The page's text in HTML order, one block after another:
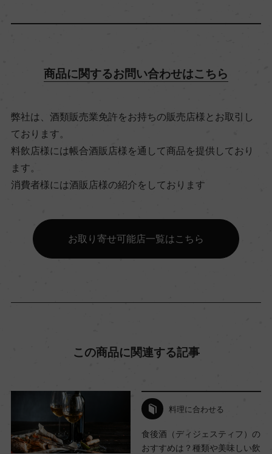
飲み頃温度
ー
ビオ情報・認証機関
有機JAS認証
コンクール入賞歴
Wine Advocate 獲得点
ー
商品に関するお問い合わせはこちら
弊社は、酒類販売業免許をお持ちの販売店様とお取引し
ております。
料飲店様には帳合酒販店様を通して商品を提供しており
ます。
消費者様には酒販店様の紹介をしております
お取り寄せ可能店一覧はこちら
この商品に関連する記事
料理に合わせる
食後酒（ディジェスティフ）の
おすすめは？種類や美味しい飲